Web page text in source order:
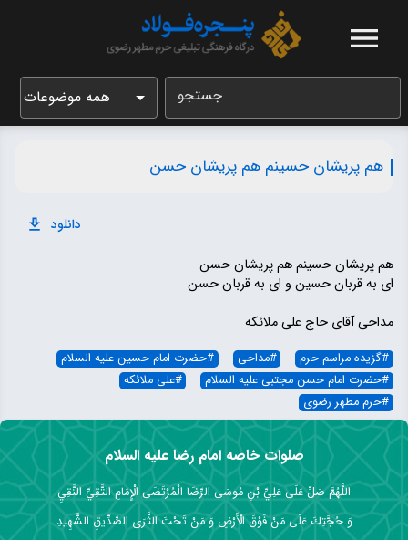
جستجو همه موضوعات
هم پریشان حسینم هم پریشان حسن
دانلود
هم پریشان حسینم هم پریشان حسن
ای به قربان حسین و ای به قربان حسن
مداحی آقای حاج علی ملائکه
#گزیده مراسم حرم #مداحی #حضرت امام حسین علیه السلام
#حضرت امام حسن مجتبی علیه السلام #علی ملائکه
#حرم مطهر رضوی
صلوات خاصه امام رضا علیه السلام
اللَّهُمَّ صَلِّ عَلَى عَلِيِّ بْنِ مُوسَى الرِّضَا الْمُرْتَضَى الْإِمَامِ التَّقِيِّ النَّقِيِ
وَ حُجَّتِكَ عَلَى مَنْ فَوْقَ الْأَرْضِ وَ مَنْ تَحْتَ الثَّرَى الصِّدِّيقِ الشَّهِيدِ